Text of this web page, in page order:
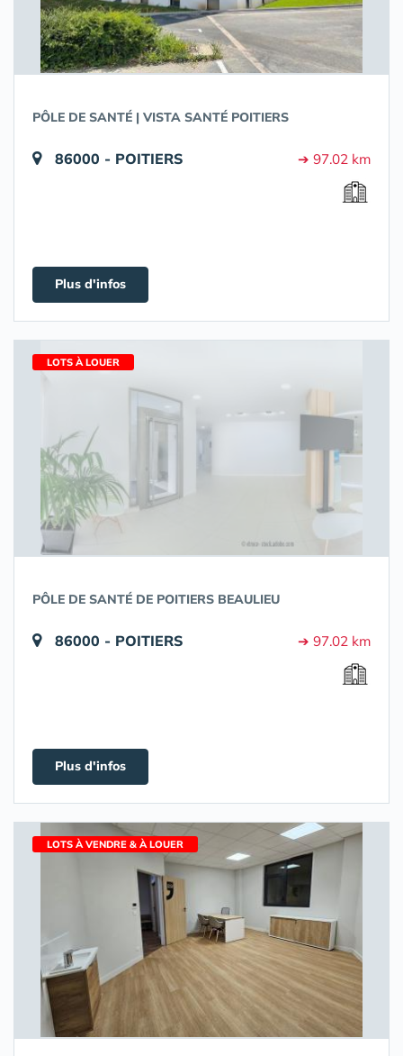
PÔLE DE SANTÉ | VISTA SANTÉ POITIERS
86000 - POITIERS ➔ 97.02 km
Plus d'infos
LOTS À LOUER
PÔLE DE SANTÉ DE POITIERS BEAULIEU
86000 - POITIERS ➔ 97.02 km
Plus d'infos
LOTS À VENDRE & À LOUER